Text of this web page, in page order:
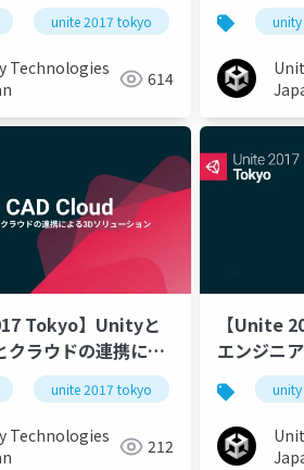
ゲームデザイン ゲームai
全同期を実現する
のご紹介
unite 2017 tokyo
Technologies
614
パフォーunity
Tokyo】Unityと
ラウドの連携によ
ション「AR CAD
unite 2017 tokyo
Technologies
212
【Unite
エンジニ
用や三次
ールの事
unity